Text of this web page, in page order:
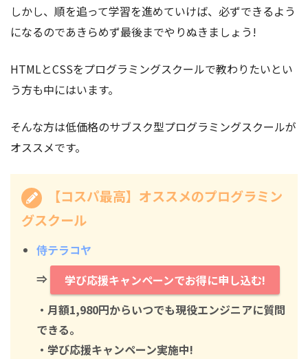
しかし、順を追って学習を進めていけば、必ずできるよう
になるのであきらめず最後までやりぬきましょう!
HTMLとCSSをプログラミングスクールで教わりたいとい
う方も中にはいます。
そんな方は低価格のサブスク型プログラミングスクールが
オススメです。
【コスパ最高】オススメのプログラミン
グスクール
侍テラコヤ
⇒
学び応援キャンペーンでお得に申し込む!
・月額1,980円からいつでも現役エンジニアに質問
できる。
・学び応援キャンペーン実施中!